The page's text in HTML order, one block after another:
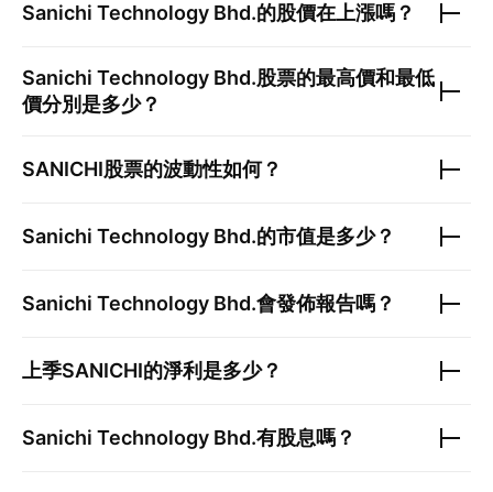
Sanichi Technology Bhd.的股價在上漲嗎？
Sanichi Technology Bhd.股票的最高價和最低
價分別是多少？
SANICHI股票的波動性如何？
Sanichi Technology Bhd.的市值是多少？
Sanichi Technology Bhd.會發佈報告嗎？
上季SANICHI的淨利是多少？
Sanichi Technology Bhd.有股息嗎？